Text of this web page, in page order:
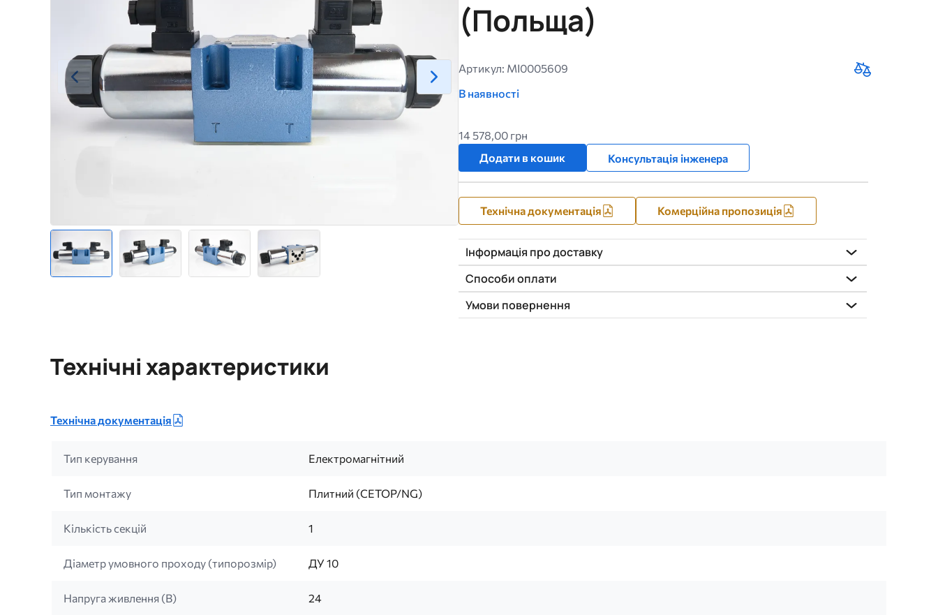
(Польща)
Артикул: MI0005609
В наявності
14 578,00 грн
Додати в кошик
Консультація інженера
Технічна документація Комерційна пропозиція
Інформація про доставку
Способи оплати
Умови повернення
Технічні характеристики
Технічна документація
Тип керування Електромагнітний
Тип монтажу Плитний (CETOP/NG)
Кількість секцій 1
Діаметр умовного проходу (типорозмір) ДУ 10
Напруга живлення (B) 24